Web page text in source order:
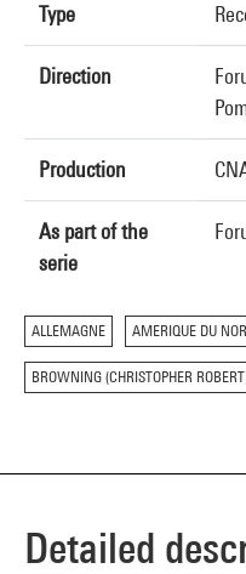
Type
Direction
Production
As part of the
serie
ALLEMAGNE AMERIQUE DU
BROWNING (CHRISTOPHER
Detailed